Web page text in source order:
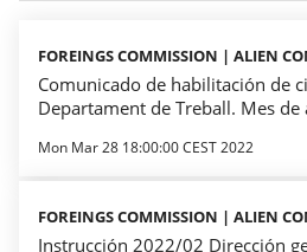
FOREINGS COMMISSION | ALIEN
Comunicado de habilitación de
Departament de Treball. Mes
Mon Mar 28 18:00:00 CEST 2022
FOREINGS COMMISSION | ALIEN
Instrucción 2022/02 Dirección